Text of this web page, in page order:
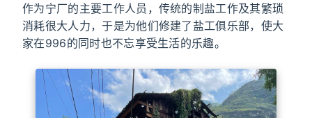
作为宁厂的主要工作人员，传统的制盐工作及其繁琐
消耗很大人力，于是为他们修建了盐工俱乐部，使大
家在996的同时也不忘享受生活的乐趣。